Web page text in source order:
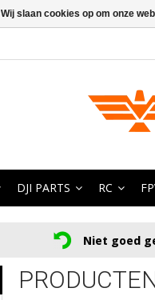
DJI PARTS RC
Niet goed
Wij slaan cookies op om onze